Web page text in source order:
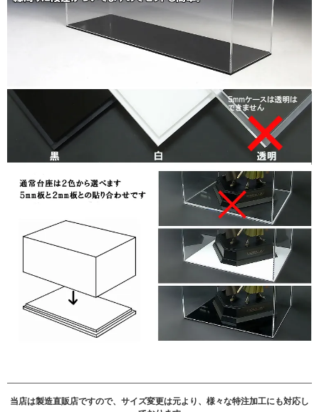
当店は製造直販店ですので、サイズ変更は元より、様々な特注加工にも対応し